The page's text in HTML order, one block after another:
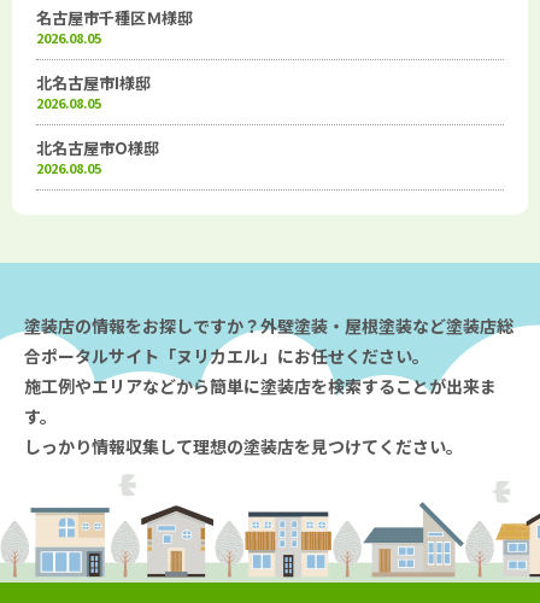
名古屋市千種区Ｍ様邸
2026.08.05
北名古屋市I様邸
2026.08.05
北名古屋市O様邸
2026.08.05
塗装店の情報をお探しですか？外壁塗装・屋根塗装など塗装店総
合ポータルサイト「ヌリカエル」にお任せください。
施工例やエリアなどから簡単に塗装店を検索することが出来ま
す。
しっかり情報収集して理想の塗装店を見つけてください。